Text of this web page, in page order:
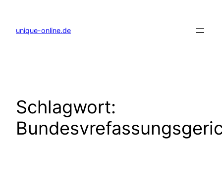
springen
unique-online.de
Schlagwort: